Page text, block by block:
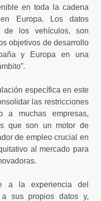
en toda la cadena
Europa. Los datos
de los vehículos, son
objetivos de desarrollo
y Europa en una
específica en este
las restricciones
a muchas empresas,
que son un motor de
de empleo crucial en
al mercado para
a la experiencia del
sus propios datos y,